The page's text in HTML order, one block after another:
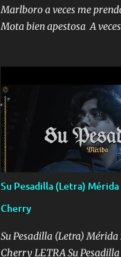
Marlboro a veces me
Mota bien apestosa A
me mandó yo tengo el
paro el dedo soy hocicon
malandrón Que Les
falsas las risas las que me
corriente no quieren verte
trucha mis plebes Música
un sombrero a veces me
lado con la mirada siempre
Glock siempre armado
Su Pesadilla (Letra) Mérida
Cherry
Su Pesadilla (Letra) Mérida
Cherry LETRA Su